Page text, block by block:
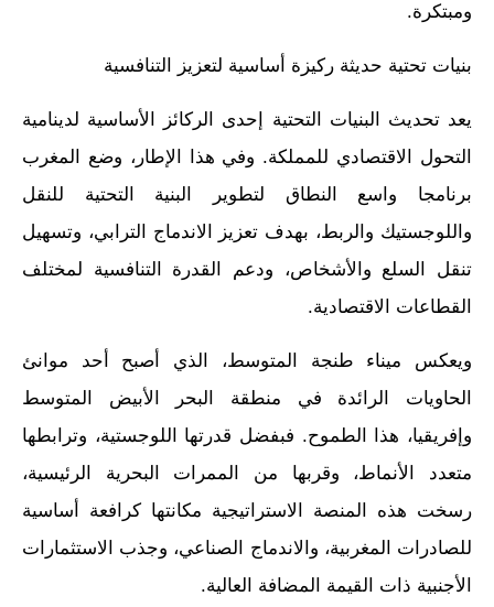
ومبتكرة.
بنيات تحتية حديثة ركيزة أساسية لتعزيز التنافسية
يعد تحديث البنيات التحتية إحدى الركائز الأساسية لدينامية
التحول الاقتصادي للمملكة. وفي هذا الإطار، وضع المغرب
برنامجا واسع النطاق لتطوير البنية التحتية للنقل
واللوجستيك والربط، بهدف تعزيز الاندماج الترابي، وتسهيل
تنقل السلع والأشخاص، ودعم القدرة التنافسية لمختلف
القطاعات الاقتصادية.
ويعكس ميناء طنجة المتوسط، الذي أصبح أحد موانئ
الحاويات الرائدة في منطقة البحر الأبيض المتوسط
وإفريقيا، هذا الطموح. فبفضل قدرتها اللوجستية، وترابطها
متعدد الأنماط، وقربها من الممرات البحرية الرئيسية،
رسخت هذه المنصة الاستراتيجية مكانتها كرافعة أساسية
للصادرات المغربية، والاندماج الصناعي، وجذب الاستثمارات
الأجنبية ذات القيمة المضافة العالية.